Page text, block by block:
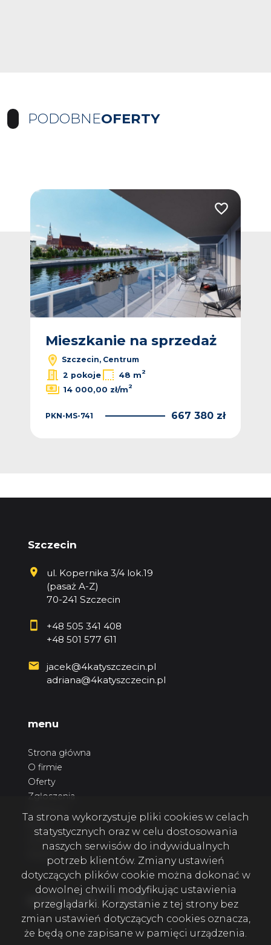
PODOBNEOFERTY
Dodaj do
Mieszkanie na sprzedaż
Szczecin, Centrum
2 pokoje
48 m2
14 000,00 zł/m2
PKN-MS-741 667 380 zł
Szczecin
ul. Kopernika 3/4 lok.19
(pasaż A-Z)
70-241 Szczecin
+48 505 341 408
+48 501 577 611
jacek@4katyszczecin.pl
adriana@4katyszczecin.pl
menu
Strona główna
O firmie
Oferty
Zgłoszenia
Kontakt
social media Facebook
Facebook
Facebook
Ta strona wykorzystuje pliki cookies w celach
statystycznych oraz w celu dostosowania
naszych serwisów do indywidualnych
potrzeb klientów. Zmiany ustawień
dotyczących plików cookie można dokonać w
dowolnej chwili modyfikując ustawienia
przeglądarki. Korzystanie z tej strony bez
zmian ustawień dotyczących cookies oznacza,
że będą one zapisane w pamięci urządzenia.